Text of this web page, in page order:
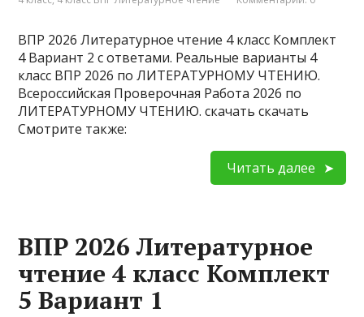
ВПР 2026 Литературное чтение 4 класс Комплект
4 Вариант 2 с ответами. Реальные варианты 4
класс ВПР 2026 по ЛИТЕРАТУРНОМУ ЧТЕНИЮ.
Всероссийская Проверочная Работа 2026 по
ЛИТЕРАТУРНОМУ ЧТЕНИЮ. скачать скачать
Смотрите также:
Читать далее
ВПР 2026 Литературное
чтение 4 класс Комплект
5 Вариант 1